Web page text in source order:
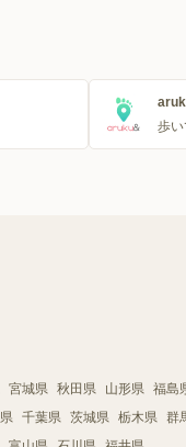
歩
宮城県 秋田県 山形県 福島
千葉県 茨城県 栃木県 群